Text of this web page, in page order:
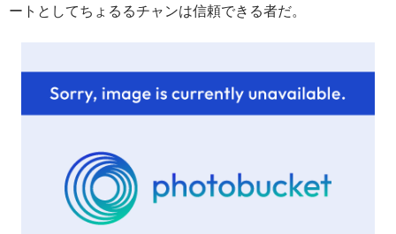
ートとしてちょるるチャンは信頼できる者だ。